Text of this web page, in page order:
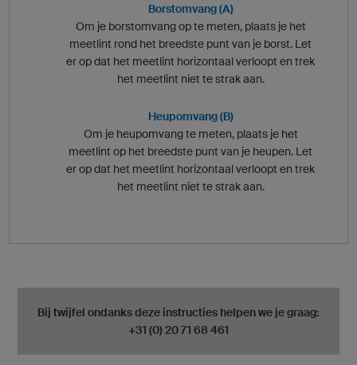
Borstomvang (A)
Om je borstomvang op te meten, plaats je het
meetlint rond het breedste punt van je borst. Let
er op dat het meetlint horizontaal verloopt en trek
het meetlint niet te strak aan.
Heupomvang (B)
Om je heupomvang te meten, plaats je het
meetlint op het breedste punt van je heupen. Let
er op dat het meetlint horizontaal verloopt en trek
het meetlint niet te strak aan.
Bij twijfel ondanks deze instructies helpen we je graag:
+31 (0) 20 71 68 461